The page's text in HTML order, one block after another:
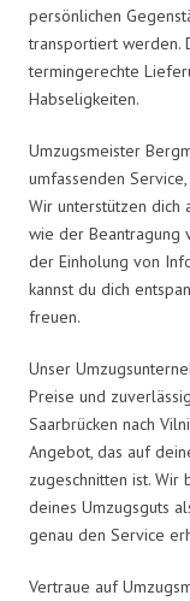
persönlichen
transportiert werden.
termingerechte
Habseligkeiten.
Umzugsmeister
umfassenden
Wir unterstützen dich
wie der Beantragung
der Einholung von
kannst du dich
freuen.
Unser
Preise und
Saarbrücken nach
Angebot, das auf
zugeschnitten ist. Wir
deines Umzugsguts
genau den Service
Vertraue auf